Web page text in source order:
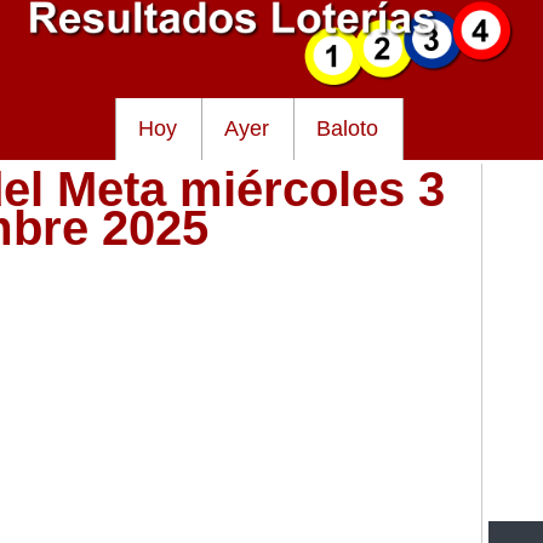
Hoy Ayer Baloto
Meta miércoles 3
2025